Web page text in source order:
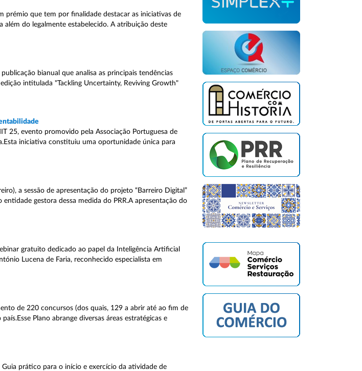
prémio que tem por finalidade destacar as iniciativas de
do legalmente estabelecido. A atribuição deste
bianual que analisa as principais tendências
intitulada "Tackling Uncertainty, Reviving Growth"
25, evento promovido pela Associação Portuguesa de
iniciativa constituiu uma oportunidade única para
a sessão de apresentação do projeto “Barreiro Digital”
gestora dessa medida do PRR.A apresentação do
gratuito dedicado ao papel da Inteligência Artificial
Lucena de Faria, reconhecido especialista em
de 220 concursos (dos quais, 129 a abrir até ao fim de
Plano abrange diversas áreas estratégicas e
Guia prático para o início e exercício da atividade de